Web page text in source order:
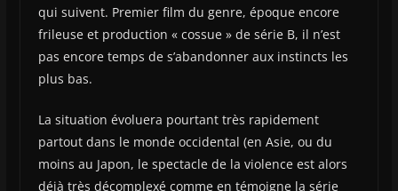
qui suivent. Premier film du genre, époque encore
frileuse et production « cossue » de série B, il n’est
pas encore temps de s’abandonner aux instincts les
plus bas.
La situation évoluera pourtant très rapidement
partout dans le monde occidental (en Asie, ou du
moins au Japon, le spectacle de la violence est alors
déjà très décomplexé comme en témoigne la série